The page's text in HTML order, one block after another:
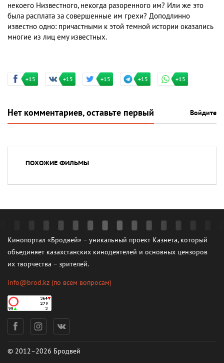
некоего Низвестного, некогда разоренного им? Или же это
была расплата за совершенные им грехи? Доподлинно
известно одно: причастными к этой темной истории оказались
многие из лиц ему известных.
+15 +15 +15 +15 +15
Нет комментариев, оставьте первый Войдите
ПОХОЖИЕ ФИЛЬМЫ
Кинопортал «Бродвей» – уникальный проект Казнета, который
объединяет казахстанских кинодеятелей и основных цензоров
их творчества – зрителей.
info@brod.kz (по всем вопросам)
© 2012–2026 Бродвей